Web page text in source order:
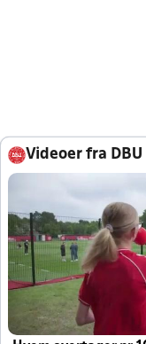
Videoer fra DBU